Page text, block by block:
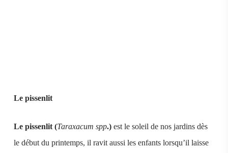
Le pissenlit
Le pissenlit (Taraxacum spp.)est le soleil de nos jardins dès
le début du printemps, il ravit aussi les enfants lorsqu’il laisse